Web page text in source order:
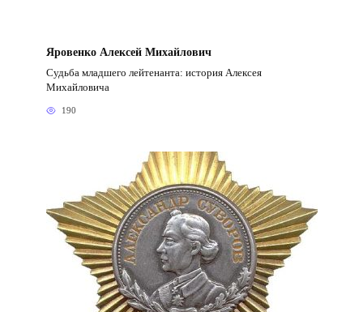
Яровенко Алексей Михайлович
Судьба младшего лейтенанта: история Алексея
Михайловича
190